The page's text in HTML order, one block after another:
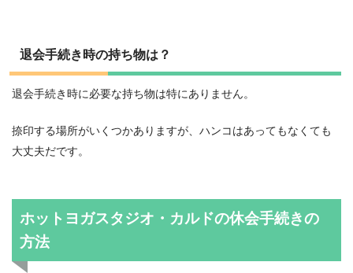
退会手続き時の持ち物は？
退会手続き時に必要な持ち物は特にありません。
捺印する場所がいくつかありますが、ハンコはあってもなくても
大丈夫だです。
ホットヨガスタジオ・カルドの休会手続きの
方法